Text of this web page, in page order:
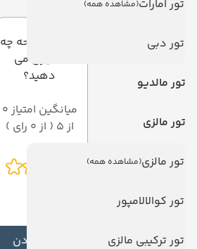
تور امارات(مشاهده همه)
تور دبی
تور مالدیو
تور مالزی
تور مالزی(مشاهده همه)
تور کوالالامپور
تور ترکیبی مالزی
به این صفحه چه
امتیازی می
دهید؟
میانگین امتیاز 0
از 5 ( از 0 رای )
افزودن